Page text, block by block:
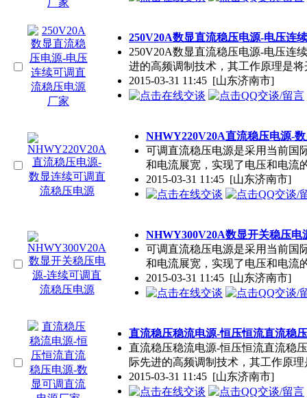
250V20A数显直流稳压电源-电压连
250V20A数显直流稳压电源-电压连
进的高频调制技术，其工作原理是将
2015-03-31 11:45 [山东济南市]
NHWY220V20A直流稳压电源-
可调直流稳压电源是采用当前国
和电流展宽，实现了电压和电流
2015-03-31 11:45 [山东济南市]
NHWY300V20A数显开关稳压电
可调直流稳压电源是采用当前国
和电流展宽，实现了电压和电流
2015-03-31 11:45 [山东济南市]
直流稳压稳流电源-恒压恒流直流稳
直流稳压稳流电源-恒压恒流直流稳
际先进的高频调制技术，其工作原理
2015-03-31 11:45 [山东济南市]